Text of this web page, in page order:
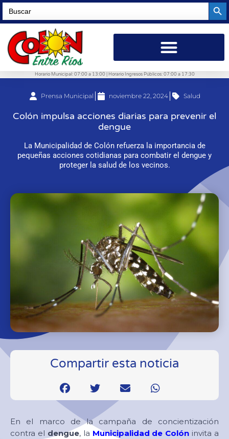
Search
for:
Horario Municipal: 07:00 a 13:00 | Horario Ingresos Públicos: 07:00 a 17:30
Prensa Municipal noviembre 22, 2024 Salud
Colón impulsa acciones diarias para prevenir el
dengue
La Municipalidad de Colón refuerza la importancia de
pequeñas acciones cotidianas para combatir el dengue y
proteger la salud de los vecinos.
Compartir esta noticia
En el marco de la campaña de concientización
contra el dengue, la Municipalidad de Colón invita a